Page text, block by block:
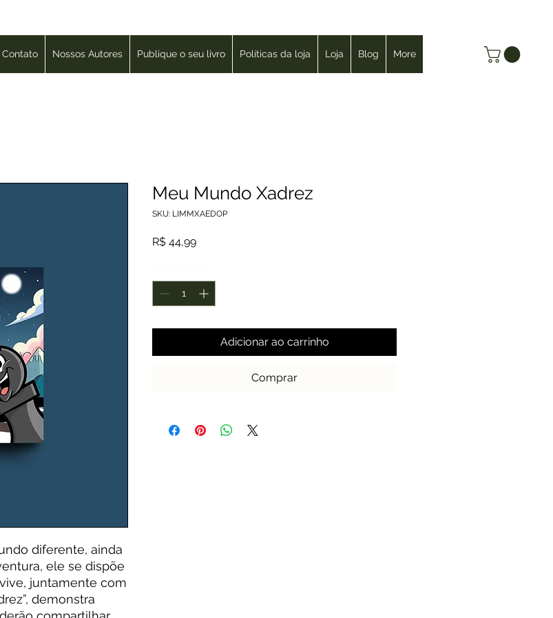
Login
Contato Nossos Autores Publique o seu livro Políticas da loja Loja Blog More
diferente, ainda
ele se dispõe
juntamente com
demonstra
Meu Mundo Xadrez
SKU: LIMMXAEDOP
R$ 44,99Preço
Adicionar ao carrinho
Comprar